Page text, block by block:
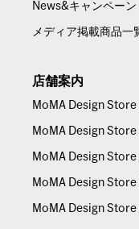
News&キャンペーン
メディア掲載商品一
店舗案内
MoMA Design Store
MoMA Design Store
MoMA Design Store
MoMA Design Store
MoMA Design Store